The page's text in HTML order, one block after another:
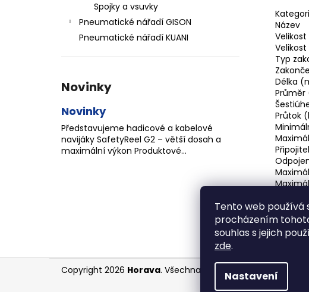
Tento web používá
procházením
souhlas s jejich
zde.
Nastavení
Spojky a vsuvky
Pneumatické nářadí GISON
Pneumatické nářadí KUANI
Novinky
Novinky
Představujeme hadicové a kabelové
navijáky SafetyReel G2 – větší dosah a
maximální výkon Produktové...
Název
Velikost
Typ
Délka
Průtok
Min.
Hlavní
Z Copyright 2026 Horava. Všechna práva vyhrazena.